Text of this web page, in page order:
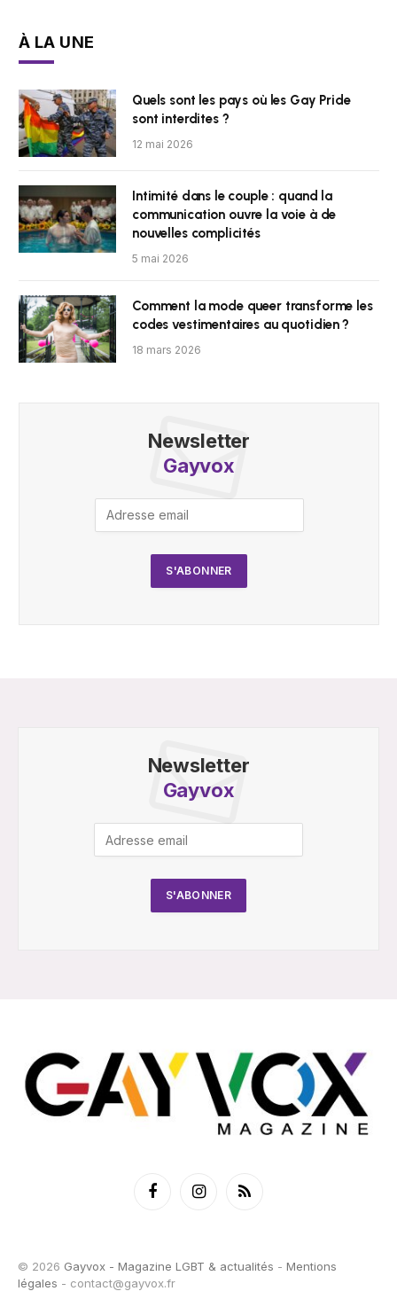
À LA UNE
Quels sont les pays où les Gay Pride
sont interdites ?
12 mai 2026
Intimité dans le couple : quand la
communication ouvre la voie à de
nouvelles complicités
5 mai 2026
Comment la mode queer transforme les
codes vestimentaires au quotidien ?
18 mars 2026
Newsletter
Gayvox
Newsletter
Gayvox
FacebookInstagramRSS
© 2026 Gayvox - Magazine LGBT & actualités - Mentions
légales - contact@gayvox.fr